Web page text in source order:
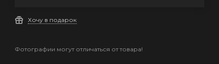
Хочу в подарок
Фотографии могут отличаться от товара!